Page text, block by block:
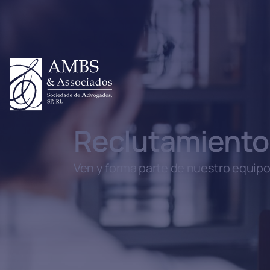
Reclutamiento
Ven y forma parte de nuestro equipo